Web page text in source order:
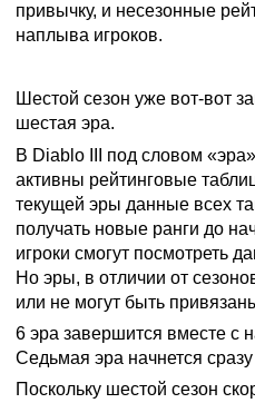
привычку, и несезонные
наплыва игроков.
Шестой сезон уже вот-вот
шестая эра.
В Diablo III под словом
активны рейтинговые
текущей эры данные всех
получать новые ранги до
игроки смогут посмотреть
Но эры, в отличии от
или не могут быть
6 эра завершится вместе с
Седьмая эра начнется сразу
Поскольку шестой сезон